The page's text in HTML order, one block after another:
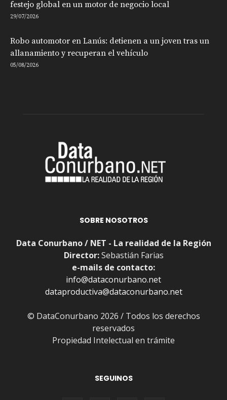
festejo global en un motor de negocio local
29/07/2026
Robo automotor en Lanús: detienen a un joven tras un
allanamiento y recuperan el vehículo
05/08/2026
SOBRE NOSOTROS
Data Conurbano / NET - La realidad de la Región
Director:Sebastián Farias
e-mails de contacto:
info@dataconurbano.net
dataproductiva@dataconurbano.net
© DataConurbano 2026 / Todos los derechos
reservados
Propiedad Intelectual en trámite
SEGUINOS